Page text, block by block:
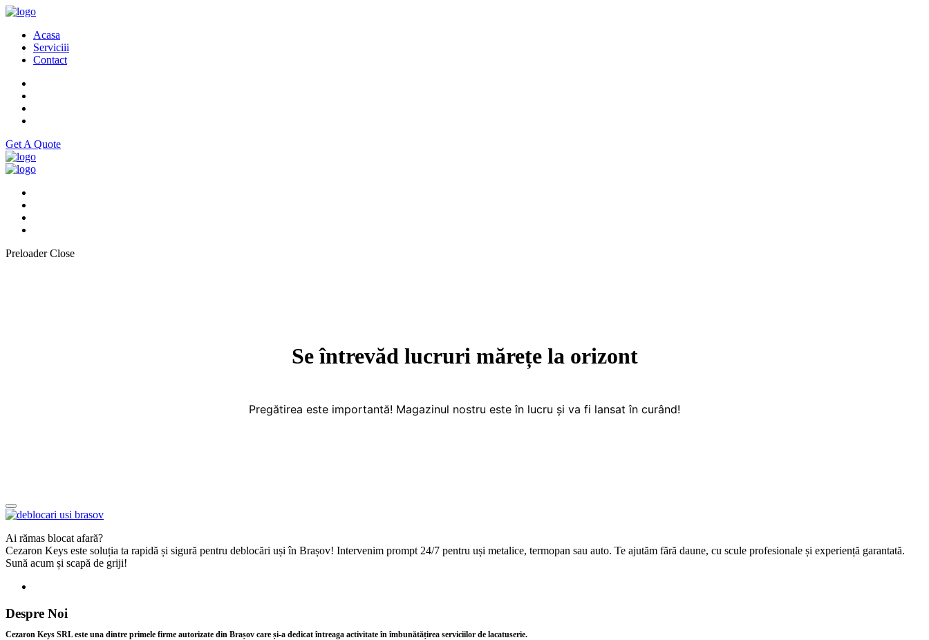
Acasa
Serviciii
Contact
Get A Quote
Preloader Close
Se întrevăd lucruri mărețe la orizont
Pregătirea este importantă! Magazinul nostru este în lucru și va fi lansat în curând!
Ai rămas blocat afară?
Cezaron Keys este soluția ta rapidă și sigură pentru deblocări uși în Brașov! Intervenim prompt 24/7 pentru uși metalice, termopan sau auto. Te ajutăm fără daune, cu scule profesionale și experiență garantată.
Sună acum și scapă de griji!
Despre Noi
Cezaron Keys SRL este una dintre primele firme autorizate din Brașov care și-a dedicat întreaga activitate în îmbunătățirea serviciilor de lacatuserie.